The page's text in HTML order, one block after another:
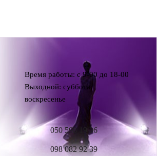
Время работы: с 9-00 до 18-00
Выходной: суббота,
воскресенье
050 598 19 06
098 082 92 39